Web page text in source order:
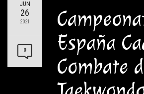
JUN
26
2021
0
España
Combate